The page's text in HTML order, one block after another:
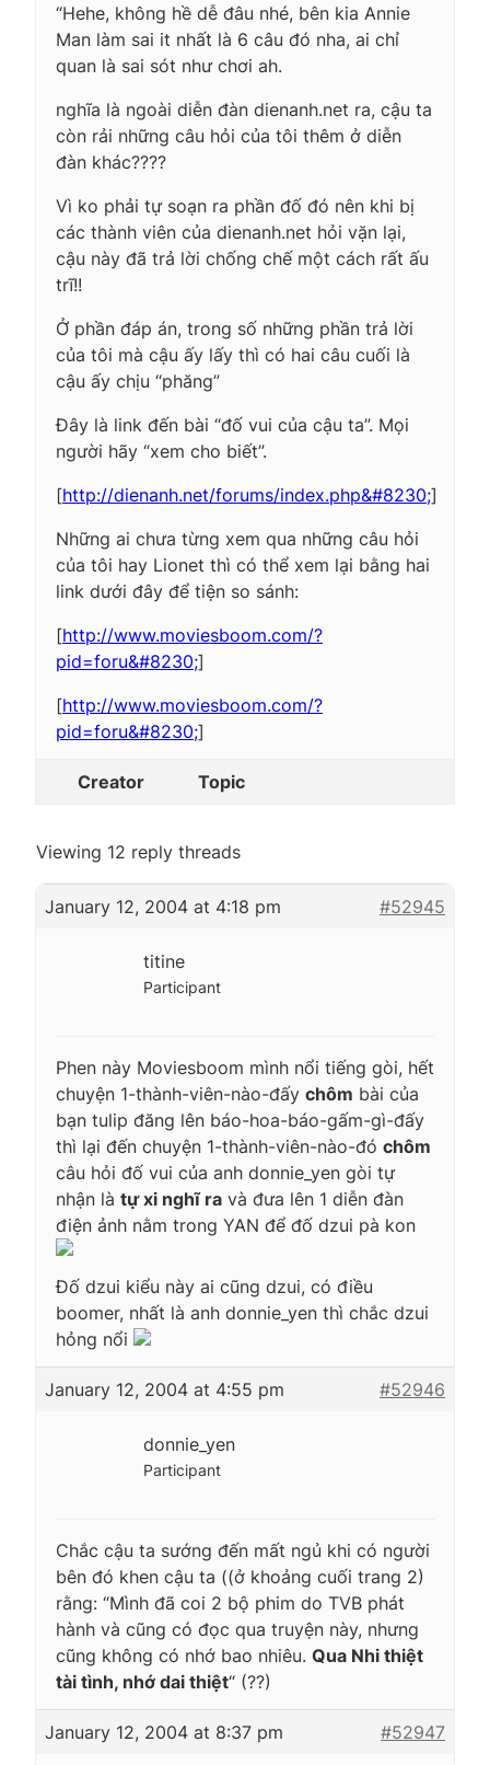
“Hehe, không hề dễ đâu nhé, bên kia Annie
Man làm sai it nhất là 6 câu đó nha, ai chỉ
quan là sai sót như chơi ah.
nghĩa là ngoài diễn đàn dienanh.net ra, cậu ta
còn rải những câu hỏi của tôi thêm ở diễn
đàn khác????
Vì ko phải tự soạn ra phần đố đó nên khi bị
các thành viên của dienanh.net hỏi vặn lại,
cậu này đã trả lời chống chế một cách rất ấu
trĩ!!
Ở phần đáp án, trong số những phần trả lời
của tôi mà cậu ấy lấy thì có hai câu cuối là
cậu ấy chịu “phăng”
Đây là link đến bài “đố vui của cậu ta”. Mọi
người hãy “xem cho biết”.
[http://dienanh.net/forums/index.php&#8230;]
Những ai chưa từng xem qua những câu hỏi
của tôi hay Lionet thì có thể xem lại bằng hai
link dưới đây để tiện so sánh:
[http://www.moviesboom.com/?
pid=foru&#8230;]
[http://www.moviesboom.com/?
pid=foru&#8230;]
Creator Topic
Viewing 12 reply threads
January 12, 2004 at 4:18 pm #52945
titine
Participant
Phen này Moviesboom mình nổi tiếng gòi, hết
chuyện 1-thành-viên-nào-đấy chôm bài của
bạn tulip đăng lên báo-hoa-báo-gấm-gì-đấy
thì lại đến chuyện 1-thành-viên-nào-đó chôm
câu hỏi đố vui của anh donnie_yen gòi tự
nhận là tự xi nghĩ ra và đưa lên 1 diễn đàn
điện ảnh nằm trong YAN để đố dzui pà kon
Đố dzui kiểu này ai cũng dzui, có điều
boomer, nhất là anh donnie_yen thì chắc dzui
hỏng nổi
January 12, 2004 at 4:55 pm #52946
donnie_yen
Participant
Chắc cậu ta sướng đến mất ngủ khi có người
bên đó khen cậu ta ((ở khoảng cuối trang 2)
rằng: “Mình đã coi 2 bộ phim do TVB phát
hành và cũng có đọc qua truyện này, nhưng
cũng không có nhớ bao nhiêu. Qua Nhi thiệt
tài tình, nhớ dai thiệt“ (??)
January 12, 2004 at 8:37 pm #52947